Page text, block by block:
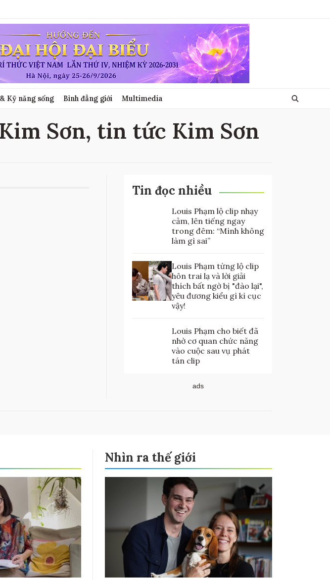
Kỹ năng sống Bình đẳng giới Multimedia
Sơn, tin tức Kim Sơn
Tin đọc nhiều
Louis Phạm lộ clip nhạy
cảm, lên tiếng ngay
trong đêm: “Mình không
làm gì sai”
Louis Phạm từng lộ clip
hôn trai lạ và lời giải
thích bất ngờ bị "đào lại",
yêu đương kiểu gì kì cục
vậy!
Louis Phạm cho biết đã
nhờ cơ quan chức năng
vào cuộc sau vụ phát
tán clip
ads
Nhìn ra thế giới